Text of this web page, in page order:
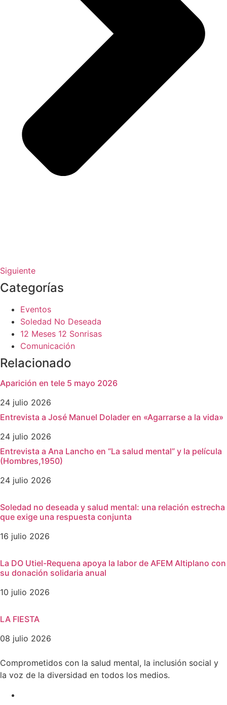
Siguiente
Categorías
Eventos
Soledad No Deseada
12 Meses 12 Sonrisas
Comunicación
Relacionado
Aparición en tele 5 mayo 2026
24 julio 2026
Entrevista a José Manuel Dolader en «Agarrarse a la vida»
24 julio 2026
Entrevista a Ana Lancho en “La salud mental” y la película
(Hombres,1950)
24 julio 2026
Soledad no deseada y salud mental: una relación estrecha
que exige una respuesta conjunta
16 julio 2026
La DO Utiel-Requena apoya la labor de AFEM Altiplano con
su donación solidaria anual
10 julio 2026
LA FIESTA
08 julio 2026
Comprometidos con la salud mental, la inclusión social y
la voz de la diversidad en todos los medios.